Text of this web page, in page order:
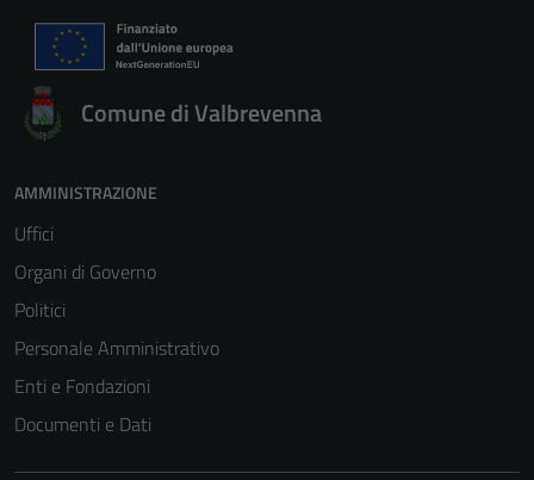
Comune di Valbrevenna
AMMINISTRAZIONE
Uffici
Organi di Governo
Politici
Personale Amministrativo
Enti e Fondazioni
Documenti e Dati